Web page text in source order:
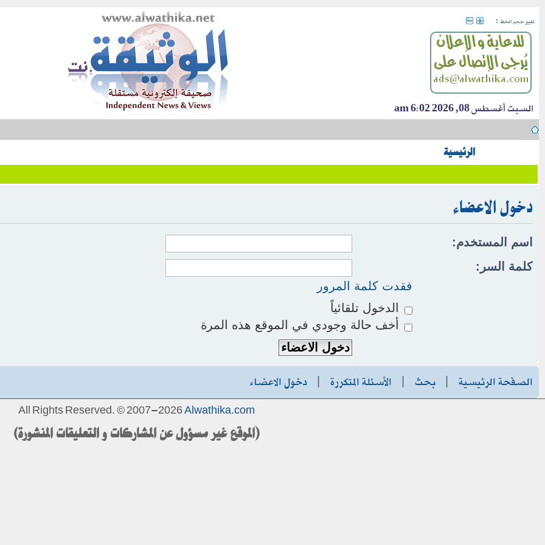
تغيير حجم الخط :
السبت أغسطس 08, 2026 6:02 am
الرئيسية
دخول الاعضاء
اسم المستخدم:
كلمة السر:
فقدت كلمة المرور
الدخول تلقائياً
أخف حالة وجودي في الموقع هذه المرة
الصفحة الرئيسية | بحث | الأسئلة المتكررة | دخول الاعضاء
All Rights Reserved. © 2007-2026Alwathika.com
(الموقع غير مسؤول عن المشاركات و التعليقات المنشورة)